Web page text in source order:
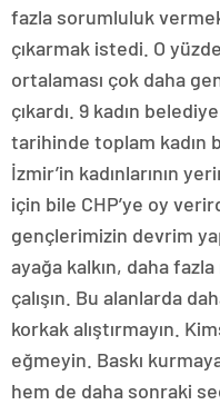
fazla sorumluluk
çıkarmak istedi. O
ortalaması çok daha
çıkardı. 9 kadın
tarihinde toplam kadın
İzmir’in kadınlarının
için bile CHP’ye oy
gençlerimizin devrim
ayağa kalkın, daha
çalışın. Bu alanlarda
korkak alıştırmayın.
eğmeyin. Baskı
hem de daha sonraki